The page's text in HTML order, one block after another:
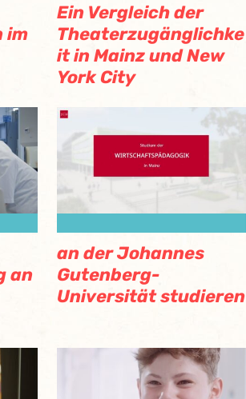
im
Ein Vergleich der
Theaterzugänglichke
it in Mainz und New
York City
an
an der Johannes
Gutenberg-
Universität studieren